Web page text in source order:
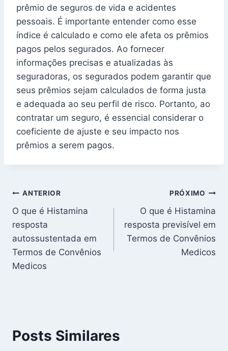
prêmio de seguros de vida e acidentes
pessoais. É importante entender como esse
índice é calculado e como ele afeta os prêmios
pagos pelos segurados. Ao fornecer
informações precisas e atualizadas às
seguradoras, os segurados podem garantir que
seus prêmios sejam calculados de forma justa
e adequada ao seu perfil de risco. Portanto, ao
contratar um seguro, é essencial considerar o
coeficiente de ajuste e seu impacto nos
prêmios a serem pagos.
Navegação
de
Post
ANTERIOR
O que é Histamina
resposta
autossustentada em
Termos de Convênios
Medicos
PRÓXIMO
O que é Histamina
resposta previsível em
Termos de Convênios
Medicos
Posts Similares